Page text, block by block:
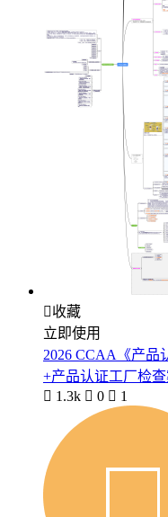
收藏
立即使用
2026 CCAA《产品
+产品认证工厂检
 1.3k  0  1